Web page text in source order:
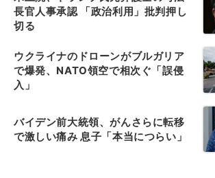
長官人事承認 「政治利用」批判押し
切る
ウクライナのドローンがブルガリア
で爆発、NATO領空で相次ぐ「誤侵
入」
バイデン前大統領、がんさらに転移
で激しい痛み 息子「本当につらい」